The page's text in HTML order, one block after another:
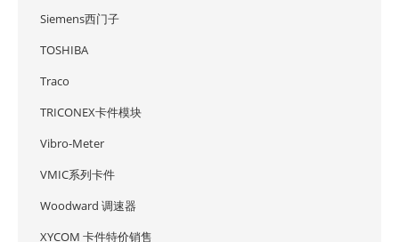
Siemens西门子
TOSHIBA
Traco
TRICONEX卡件模块
Vibro-Meter
VMIC系列卡件
Woodward 调速器
XYCOM 卡件特价销售